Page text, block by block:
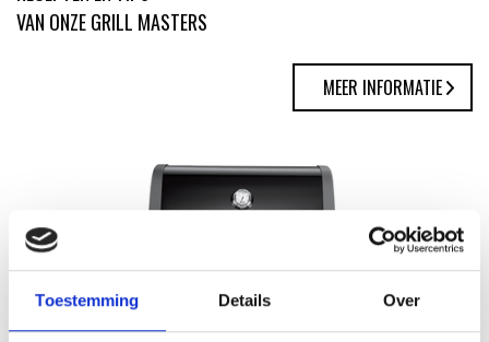
Toestemming Details Over
VAN ONZE GRILL MASTERS
MEER INFORMATIE